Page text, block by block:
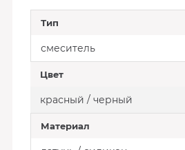
Тип
смеситель
Цвет
красный / черный
Материал